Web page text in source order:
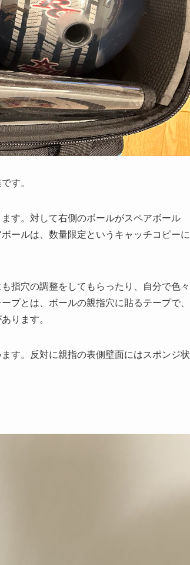
す。
す。対して右側のボールがスペアボール
ールは、数量限定というキャッチコピーに
指穴の調整をしてもらったり、自分で色々
プとは、ボールの親指穴に貼るテープで、
ります。
す。反対に親指の表側壁面にはスポンジ状